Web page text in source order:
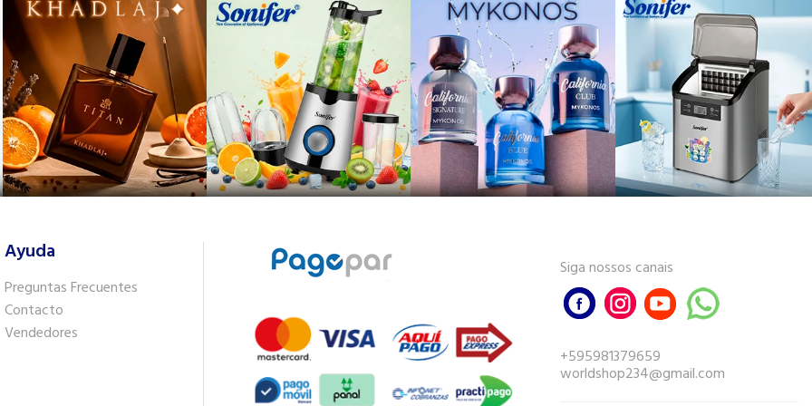
Ayuda
Preguntas Frecuentes
Contacto
Vendedores
Siga nossos canais
+595981379659
worldshop234@gmail.com